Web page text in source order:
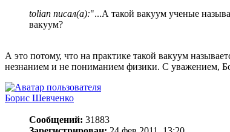
tolian писал(а):"...А такой вакуум ученые
вакуум?
А это потому, что на практике такой вакуум
незнанием и не пониманием физики. С уважением,
Борис Шевченко
Сообщений: 31883